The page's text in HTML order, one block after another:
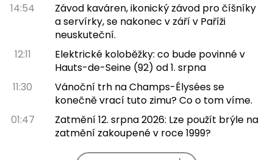
14:54
Závod kaváren, ikonický závod pro číšníky
a servírky, se nakonec v září v Paříži
neuskuteční.
12:11
Elektrické koloběžky: co bude povinné v
Hauts-de-Seine (92) od 1. srpna
11:30
Vánoční trh na Champs-Élysées se
konečně vrací tuto zimu? Co o tom víme.
01:47
Zatmění 12. srpna 2026: Lze použít brýle na
zatmění zakoupené v roce 1999?